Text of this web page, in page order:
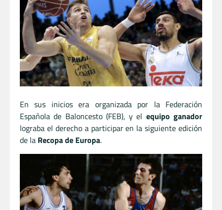
En sus inicios era organizada por la Federación
Española de Baloncesto (FEB), y el equipo ganador
lograba el derecho a participar en la siguiente edición
de la Recopa de Europa.